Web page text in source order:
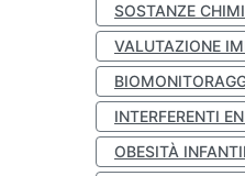
SOSTANZE
VALUTAZIONE
INTERFERENTI
OBESITÀ